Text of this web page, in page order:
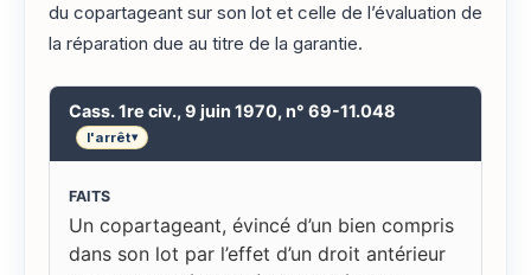
du copartageant sur son lot et celle de l’évaluation de
la réparation due au titre de la garantie.
Cass. 1re civ., 9 juin 1970, n° 69-11.048
l'arrêt▾
FAITS
Un copartageant, évincé d’un bien compris
dans son lot par l’effet d’un droit antérieur